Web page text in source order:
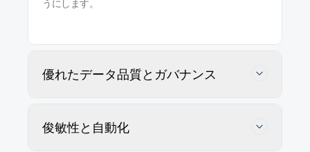
うにします。
優れたデータ品質とガバナンス
俊敏性と自動化